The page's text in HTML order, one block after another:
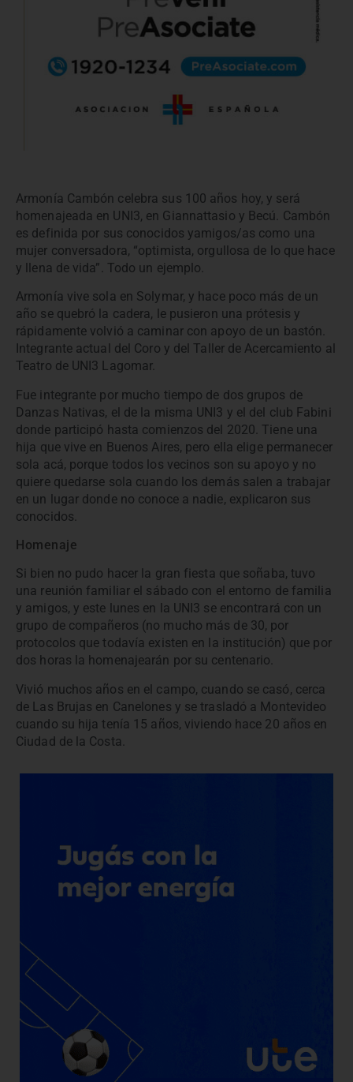
Armonía Cambón celebra sus 100 años hoy, y será
homenajeada en UNI3, en Giannattasio y Becú. Cambón
es definida por sus conocidos yamigos/as como una
mujer conversadora, “optimista, orgullosa de lo que hace
y llena de vida”. Todo un ejemplo.
Armonía vive sola en Solymar, y hace poco más de un
año se quebró la cadera, le pusieron una prótesis y
rápidamente volvió a caminar con apoyo de un bastón.
Integrante actual del Coro y del Taller de Acercamiento al
Teatro de UNI3 Lagomar.
Fue integrante por mucho tiempo de dos grupos de
Danzas Nativas, el de la misma UNI3 y el del club Fabini
donde participó hasta comienzos del 2020. Tiene una
hija que vive en Buenos Aires, pero ella elige permanecer
sola acá, porque todos los vecinos son su apoyo y no
quiere quedarse sola cuando los demás salen a trabajar
en un lugar donde no conoce a nadie, explicaron sus
conocidos.
Homenaje
Si bien no pudo hacer la gran fiesta que soñaba, tuvo
una reunión familiar el sábado con el entorno de familia
y amigos, y este lunes en la UNI3 se encontrará con un
grupo de compañeros (no mucho más de 30, por
protocolos que todavía existen en la institución) que por
dos horas la homenajearán por su centenario.
Vivió muchos años en el campo, cuando se casó, cerca
de Las Brujas en Canelones y se trasladó a Montevideo
cuando su hija tenía 15 años, viviendo hace 20 años en
Ciudad de la Costa.